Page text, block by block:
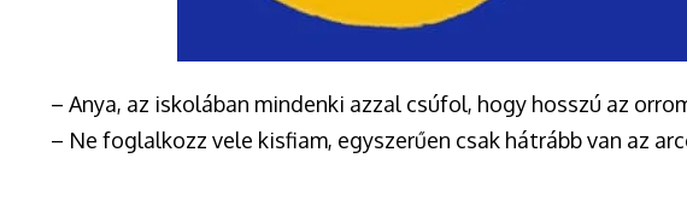
– Anya, az iskolában mindenki azzal csúfol, hogy hosszú az
– Ne foglalkozz vele kisfiam, egyszerűen csak hátrább van az